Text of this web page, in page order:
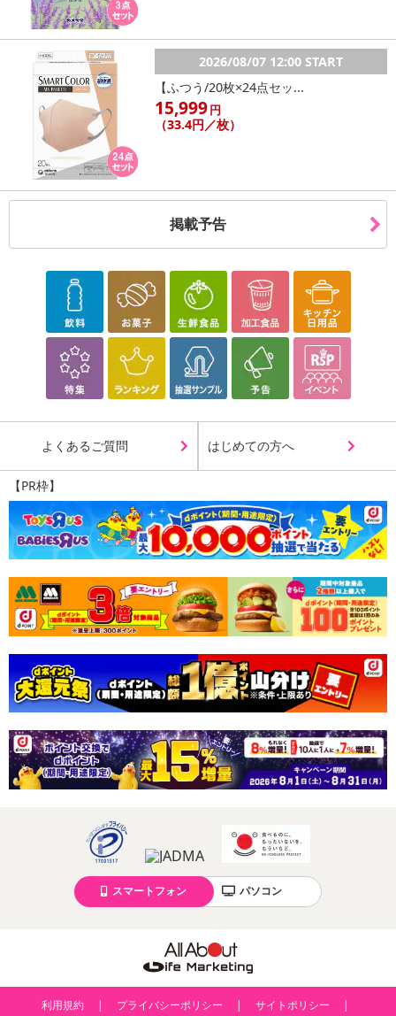
2026/08/07 12:00 START
【ふつう/20枚×24点セッ...
15,999円
（33.4円／枚）
掲載予告
よくあるご質問 はじめての方へ
【PR枠】
スマートフォン パソコン
利用規約 プライバシーポリシー サイトポリシー